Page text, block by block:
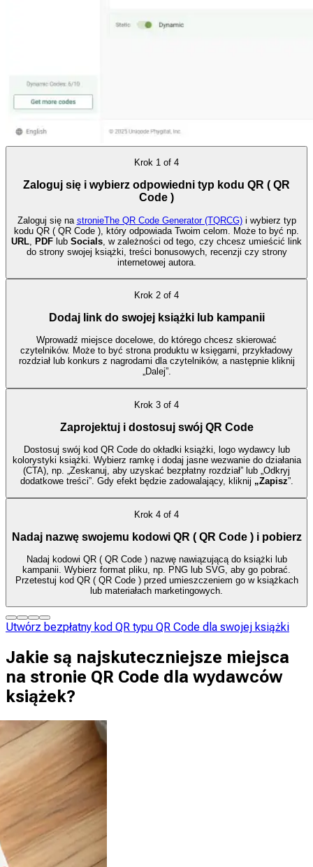
Krok 1 of 4
Zaloguj się i wybierz odpowiedni typ kodu QR ( QR
Code )
Zaloguj się na stronieThe QR Code Generator (TQRCG)i wybierz typ
kodu QR ( QR Code ), który odpowiada Twoim celom. Może to być np.
URL PDF lub Socials , w zależności od tego, czy chcesz umieścić link
do strony swojej książki, treści bonusowych, recenzji czy strony
internetowej autora.
Krok 2 of 4
Dodaj link do swojej książki lub kampanii
Wprowadź miejsce docelowe, do którego chcesz skierować
czytelników. Może to być strona produktu w księgarni, przykładowy
rozdział lub konkurs z nagrodami dla czytelników, a następnie kliknij
„Dalej”.
Krok 3 of 4
Zaprojektuj i dostosuj swój QR Code
Dostosuj swój kod QR Code do okładki książki, logo wydawcy lub
kolorystyki książki. Wybierz ramkę i dodaj jasne wezwanie do działania
(CTA), np. „Zeskanuj, aby uzyskać bezpłatny rozdział” lub „Odkryj
dodatkowe treści”. Gdy efekt będzie zadowalający, kliknij „Zapisz”.
Krok 4 of 4
Nadaj nazwę swojemu kodowi QR ( QR Code ) i pobierz
Nadaj kodowi QR ( QR Code ) nazwę nawiązującą do książki lub
kampanii. Wybierz format pliku, np. PNG lub SVG, aby go pobrać.
Przetestuj kod QR ( QR Code ) przed umieszczeniem go w książkach
lub materiałach marketingowych.
Utwórz bezpłatny kod QR typu QR Code dla swojej książki
Jakie są najskuteczniejsze miejsca
na stronie QR Code dla wydawców
książek?